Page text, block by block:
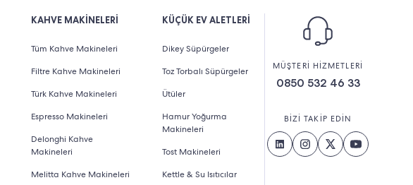
KAHVE MAKİNELERİ
Tüm Kahve Makineleri
Filtre Kahve Makineleri
Türk Kahve Makineleri
Espresso Makineleri
Delonghi Kahve
Makineleri
Melitta Kahve Makineleri
KÜÇÜK EV ALETLERİ
Dikey Süpürgeler
Toz Torbalı Süpürgeler
Ütüler
Hamur Yoğurma
Makineleri
Tost Makineleri
Kettle & Su Isıtıcılar
MÜŞTERİ HİZMETLERİ
0850 532 46 33
BİZİ TAKİP EDİN